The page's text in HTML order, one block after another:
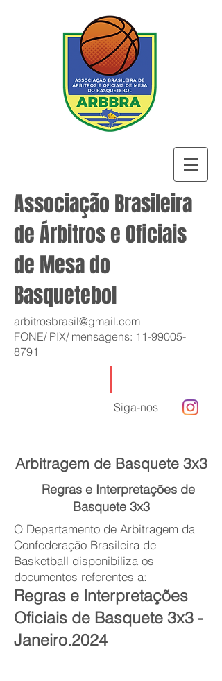
Associação Brasileira
de Árbitros e Oficiais
de Mesa do
Basquetebol
arbitrosbrasil@gmail.com
FONE/ PIX/ mensagens: 11-99005-
8791
Siga-nos
Arbitragem de Basquete 3x3
Regras e Interpretações de
Basquete 3x3
O Departamento de Arbitragem da
Confederação Brasileira de
Basketball disponibiliza os
documentos referentes a:
Regras e Interpretações
Oficiais de Basquete 3x3 -
Janeiro.2024